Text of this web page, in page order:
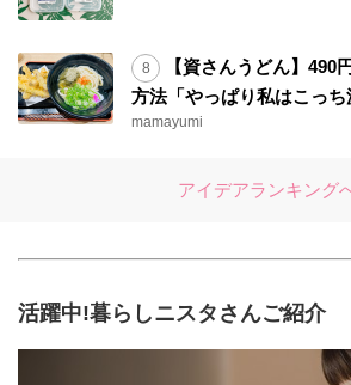
【資さんうどん】490
方法「やっぱり私はこっち
mamayumi
アイデアランキング
活躍中!暮らしニスタさんご紹介